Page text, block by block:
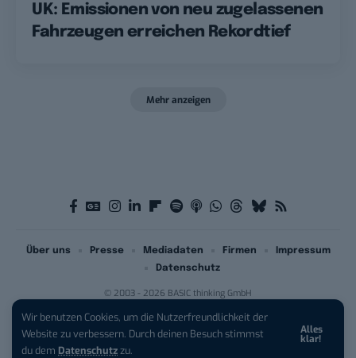
Wir benutzen Cookies, um die Nutzerfreundlichkeit der
Website zu verbessern. Durch deinen Besuch stimmst
du dem Datenschutzzu.
Alles
klar!
UK: Emissionen von neu zugelassenen
Fahrzeugen erreichen Rekordtief
Mehr anzeigen
© 2003 - 2026 BASIC thinking GmbH
Über uns Presse Mediadaten Firmen
Impressum
Datenschutz
iPhone 17 Pro sichern:Für 1 € +
200 € Hardware-Bonus!